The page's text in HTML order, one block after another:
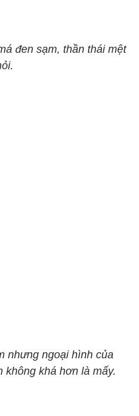
đen sạm, thần thái mệt
nhưng ngoại hình của
không khá hơn là mấy.